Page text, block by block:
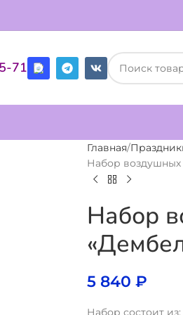
71
Главная
Набор
Набор
5 840₽
Набор состоит из: